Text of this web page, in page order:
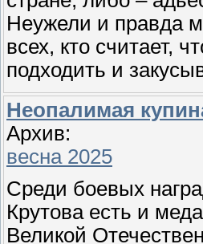
Неужели и правда
всех, кто считает,
подходить и
Неопалимая
Архив:
весна 2025
Среди боевых
Крутова есть и
Великой